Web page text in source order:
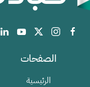
الصفحات
الرئيسية